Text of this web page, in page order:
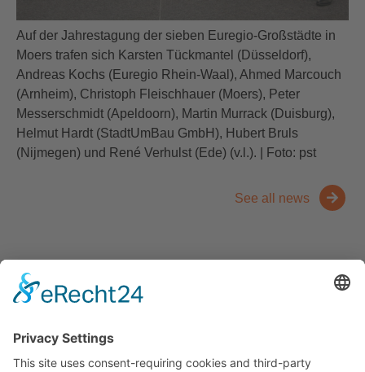
Auf der Jahrestagung der sieben Euregio-Großstädte in
Moers trafen sich Karsten Tückmantel (Düsseldorf),
Andreas Kochs (Euregio Rhein-Waal), Ahmed Marcouch
(Arnheim), Christoph Fleischhauer (Moers), Peter
Messerschmidt (Apeldoorn), Martin Murrack (Duisburg),
Helmut Hardt (StadtUmBau GmbH), Hubert Bruls
(Nijmegen) und René Verhulst (Ede) (v.l.). | Foto: pst
See all news